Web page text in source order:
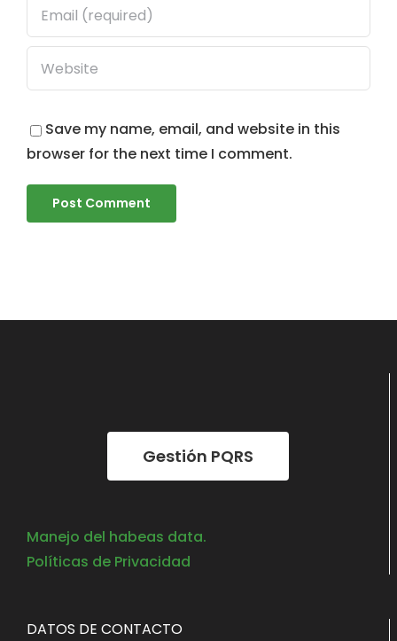
Save my name, email, and website in this
browser for the next time I comment.
Gestión PQRS
Manejo del habeas data.
Políticas de Privacidad
DATOS DE CONTACTO